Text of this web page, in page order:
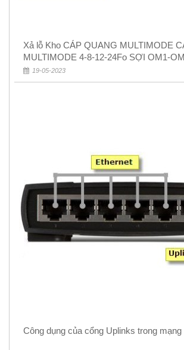
Xả lỗ Kho CÁP QUANG MULTIMODE CÁP QUANG
MULTIMODE 4-8-12-24Fo SỢI OM1-
Rẻ 5k
19-05-2023
Công dụng của cổng Uplinks trong mạng